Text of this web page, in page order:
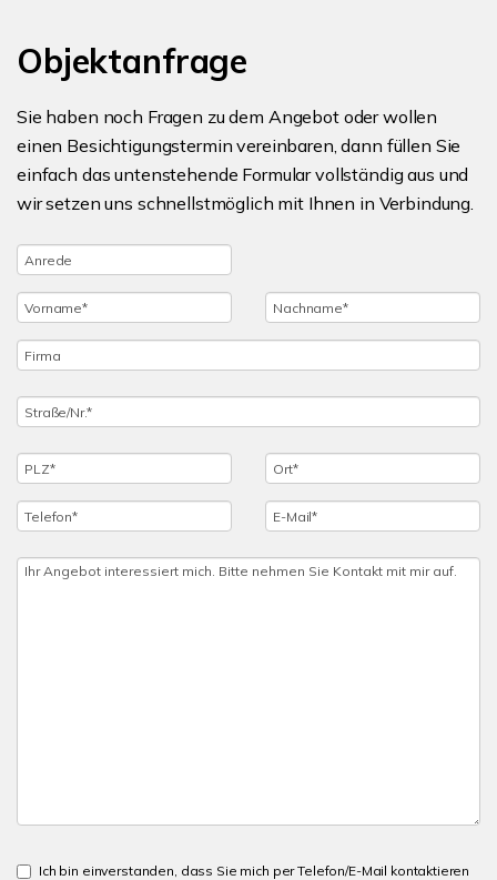
Objektanfrage
Sie haben noch Fragen zu dem Angebot oder wollen
einen Besichtigungstermin vereinbaren, dann füllen Sie
einfach das untenstehende Formular vollständig aus und
wir setzen uns schnellstmöglich mit Ihnen in Verbindung.
Ich bin einverstanden, dass Sie mich per Telefon/E-Mail kontaktieren